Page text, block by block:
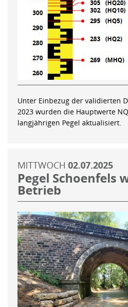
Unter Einbezug der validierten
2023 wurden die Hauptwerte
langjährigen Pegel aktualisiert.
MITTWOCH 02.07.2025
Pegel Schoenfels
Betrieb